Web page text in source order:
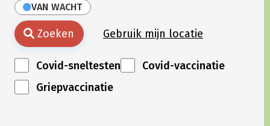
VAN WACHT
Zoeken Gebruik mijn locatie
Covid-sneltesten
Covid-vaccinatie
Griepvaccinatie